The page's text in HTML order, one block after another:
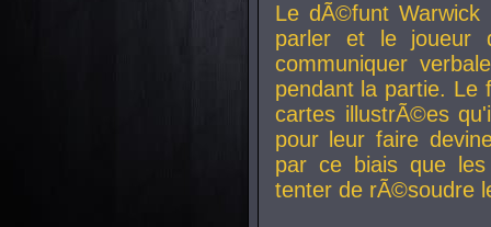
Le dÃ©funt Warwick
parler et le joueur
communiquer
pendant la partie. Le
cartes illustrÃ©es
pour leur faire
par ce biais que
tenter de rÃ©soudre